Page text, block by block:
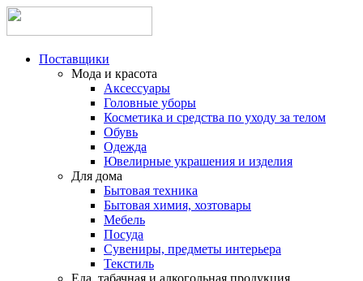
Поставщики
Мода и красота
Аксессуары
Головные уборы
Косметика и средства по уходу за телом
Обувь
Одежда
Ювелирные украшения и изделия
Для дома
Бытовая техника
Бытовая химия, хозтовары
Мебель
Посуда
Сувениры, предметы интерьера
Текстиль
Еда, табачная и алкогольная продукция